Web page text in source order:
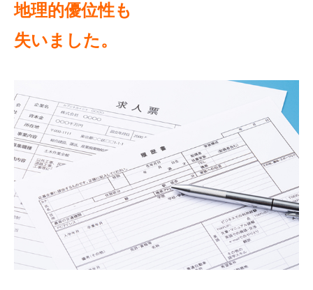
地理的優位性も
失いました。